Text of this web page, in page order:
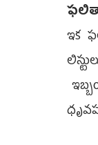
ఇక